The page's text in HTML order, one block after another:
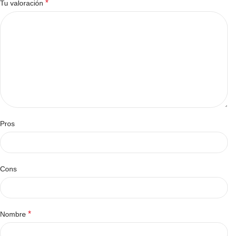
Tu valoración *
Pros
Cons
Nombre *